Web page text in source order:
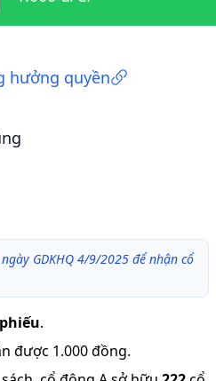
hưởng quyền
GDKHQ 4/9/2025 để nhận cổ
.
được 1.000 đồng.